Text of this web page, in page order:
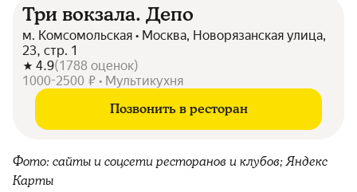
Три вокзала. Депо
м. Комсомольская • Москва, Новорязанская улица,
23, стр. 1
4.9(1788 оценок)
1000-2500 ₽ • Мультикухня
Позвонить в ресторан
Фото: сайты и соцсети ресторанов и клубов; Яндекс
Карты